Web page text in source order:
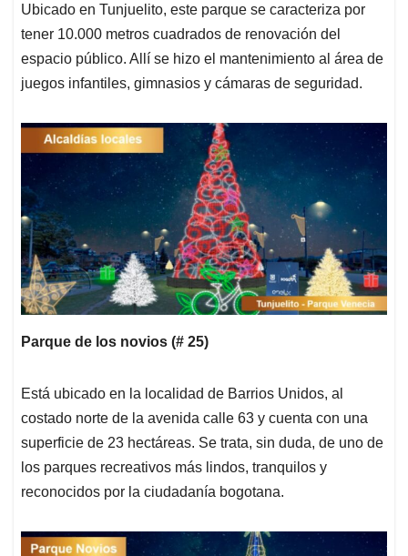
Ubicado en Tunjuelito, este parque se caracteriza por
tener 10.000 metros cuadrados de renovación del
espacio público. Allí se hizo el mantenimiento al área de
juegos infantiles, gimnasios y cámaras de seguridad.
Parque de los novios (# 25)
Está ubicado en la localidad de Barrios Unidos, al
costado norte de la avenida calle 63 y cuenta con una
superficie de 23 hectáreas. Se trata, sin duda, de uno de
los parques recreativos más lindos, tranquilos y
reconocidos por la ciudadanía bogotana.